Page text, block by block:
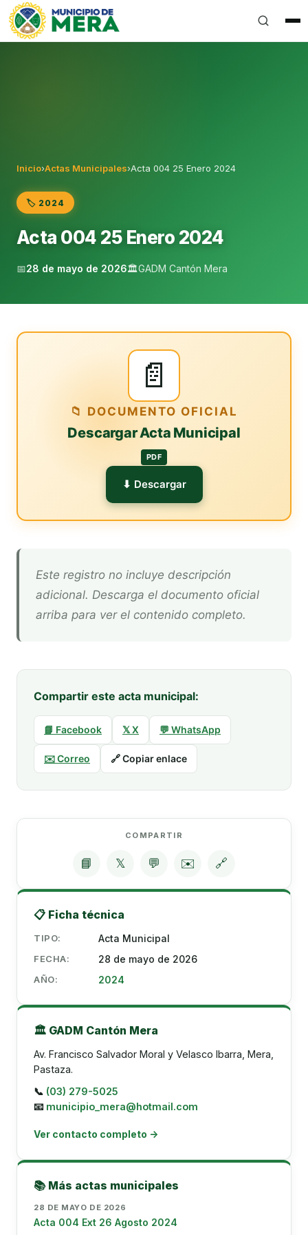
Gobierno Autónomo Descentralizado Municipal del
Inicio›Actas Municipales›Acta 004 25 Enero 2024
🏷️ 2024
Acta 004 25 Enero 2024
📅28 de mayo de 2026🏛️GADM Cantón Mera
📄
📁 DOCUMENTO OFICIAL
Descargar Acta Municipal
PDF
⬇ Descargar
Este registro no incluye descripción
adicional. Descarga el documento oficial
arriba para ver el contenido completo.
Compartir este acta municipal:
📘 Facebook 𝕏 X 💬 WhatsApp
✉️ Correo 🔗 Copiar enlace
COMPARTIR
📘 𝕏 💬 ✉️ 🔗
📋 Ficha técnica
TIPO: Acta Municipal
FECHA: 28 de mayo de 2026
AÑO: 2024
🏛️ GADM Cantón Mera
Av. Francisco Salvador Moral y Velasco Ibarra, Mera,
Pastaza.
📞 (03) 279-5025
📧 municipio_mera@hotmail.com
Ver contacto completo →
📚 Más actas municipales
28 DE MAYO DE 2026
Acta 004 Ext 26 Agosto 2024